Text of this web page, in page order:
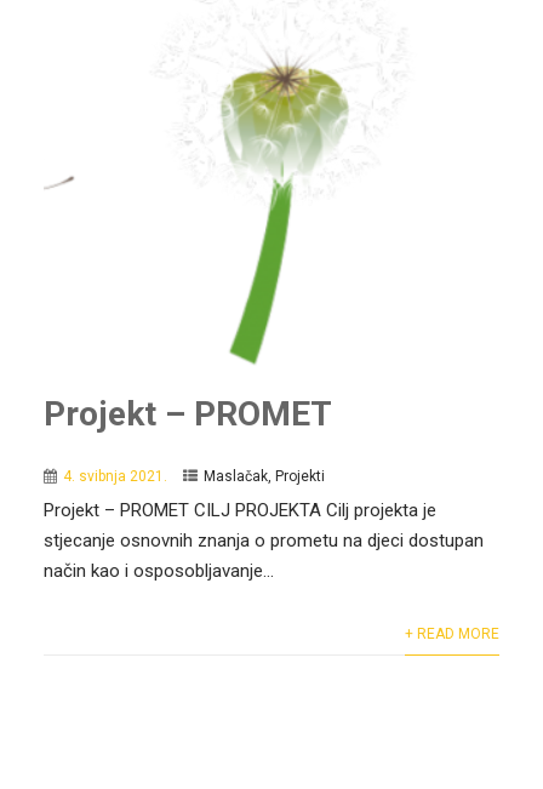
Projekt – PROMET
4. svibnja 2021. Maslačak, Projekti
Projekt – PROMET CILJ PROJEKTA Cilj projekta je
stjecanje osnovnih znanja o prometu na djeci dostupan
način kao i osposobljavanje...
+ READ MORE